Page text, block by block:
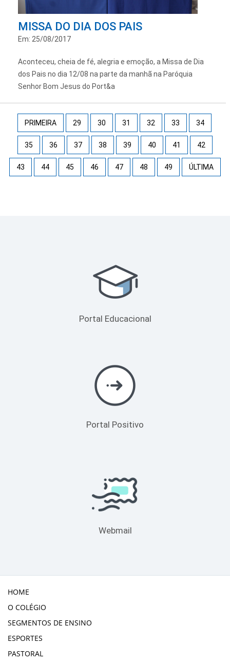
MISSA DO DIA DOS PAIS
Em: 25/08/2017
Aconteceu, cheia de fé, alegria e emoção, a Missa de Dia
dos Pais no dia 12/08 na parte da manhã na Paróquia
Senhor Bom Jesus do Port&a
PRIMEIRA 29 30 31 32 33 34
35 36 37 38 39 40 41 42
43 44 45 46 47 48 49 ÚLTIMA
Portal Educacional
Portal Positivo
Webmail
HOME
O COLÉGIO
SEGMENTOS DE ENSINO
ESPORTES
PASTORAL